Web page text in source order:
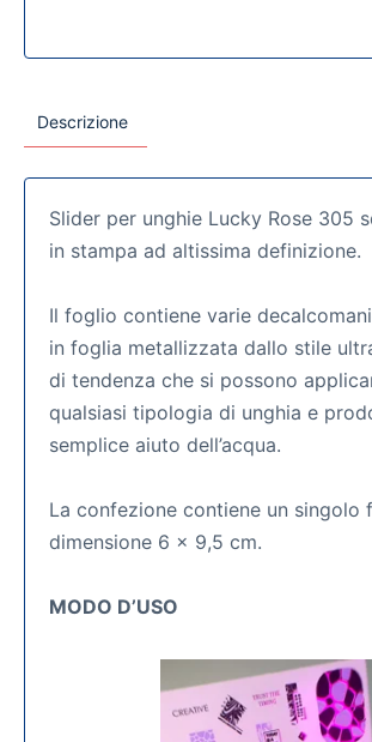
Descrizione
Slider per unghie Lucky Rose 305
in stampa ad altissima definizione.
Il foglio contiene varie
in foglia metallizzata dallo stile
di tendenza che si possono
qualsiasi tipologia di unghia e
semplice aiuto dell’acqua.
La confezione contiene un singolo
dimensione 6 x 9,5 cm.
MODO D’USO